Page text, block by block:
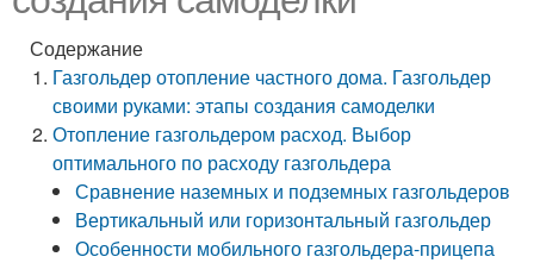
Содержание
Газгольдер отопление частного дома. Газгольдер
своими руками: этапы создания самоделки
Отопление газгольдером расход. Выбор
оптимального по расходу газгольдера
Сравнение наземных и подземных газгольдеров
Вертикальный или горизонтальный газгольдер
Особенности мобильного газгольдера-прицепа